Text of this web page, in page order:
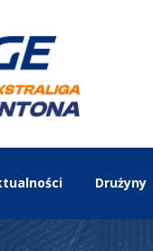
Drużyny